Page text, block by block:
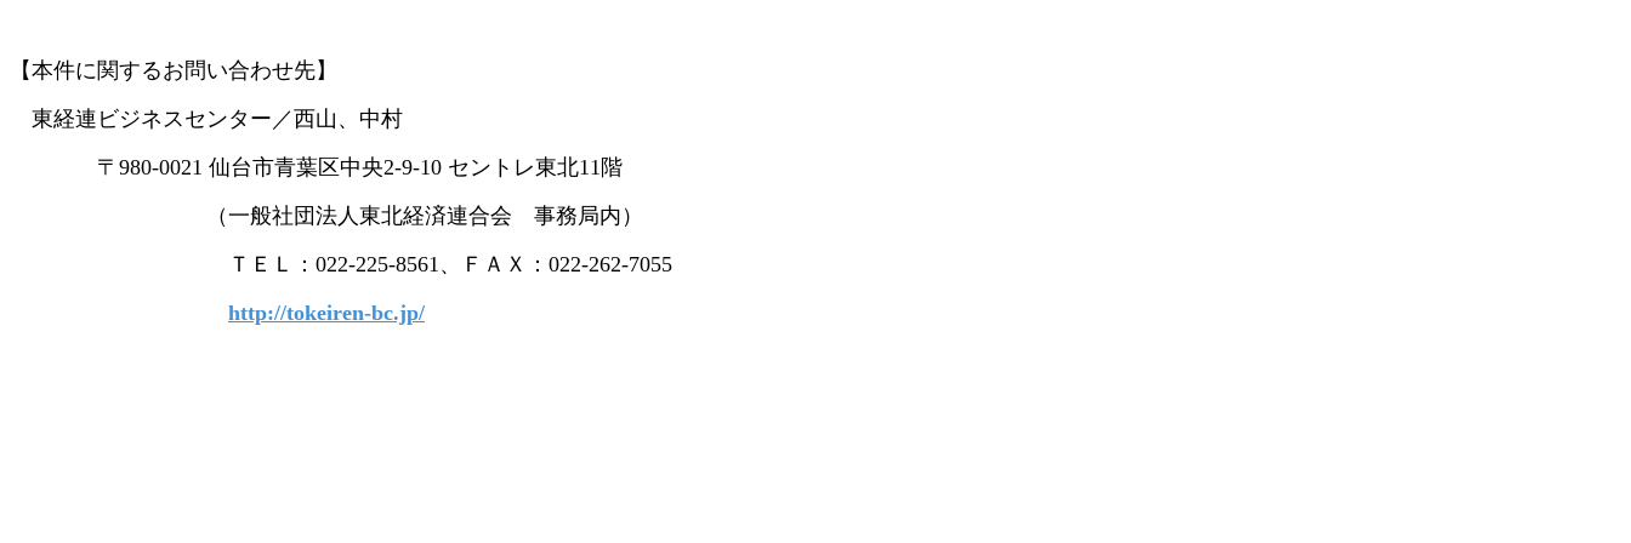
【本件に関するお問い合わせ先】
東経連ビジネスセンター／西山、中村
〒980-0021 仙台市青葉区中央2-9-10 セントレ東北11階
（一般社団法人東北経済連合会 事務局内）
ＴＥＬ：022-225-8561、ＦＡＸ：022-262-7055
http://tokeiren-bc.jp/